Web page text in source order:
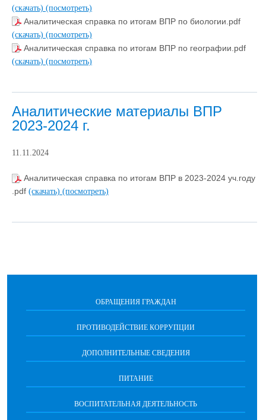
(скачать) (посмотреть)
Аналитическая справка по итогам ВПР по биологии.pdf
(скачать) (посмотреть)
Аналитическая справка по итогам ВПР по географии.pdf
(скачать) (посмотреть)
Аналитические материалы ВПР
2023-2024 г.
11.11.2024
Аналитическая справка по итогам ВПР в 2023-2024 уч.году
.pdf (скачать) (посмотреть)
ОБРАЩЕНИЯ ГРАЖДАН
ПРОТИВОДЕЙСТВИЕ КОРРУПЦИИ
ДОПОЛНИТЕЛЬНЫЕ СВЕДЕНИЯ
ПИТАНИЕ
ВОСПИТАТЕЛЬНАЯ ДЕЯТЕЛЬНОСТЬ